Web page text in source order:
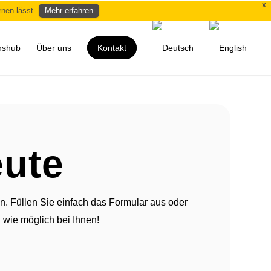
X
lässt Mehr erfahren
Über uns Kontakt
Füllen Sie einfach das Formular aus oder
möglich bei Ihnen!